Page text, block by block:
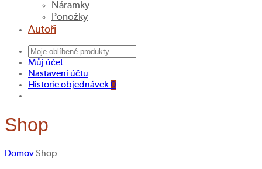
Náramky
Ponožky
Autoři
Můj účet
Nastavení účtu
Historie objednávek0
Shop
DomovShop